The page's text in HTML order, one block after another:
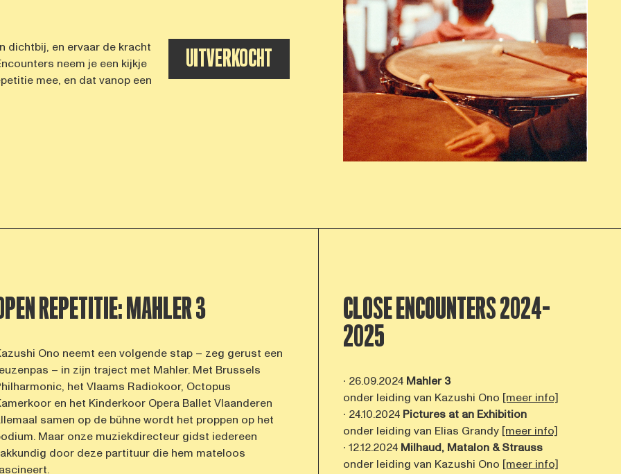
dichtbij, en ervaar de kracht
neem je een kijkje
mee, en dat vanop een
UITVERKOCHT
REPETITIE: MAHLER 3
Ono neemt een volgende stap – zeg gerust een
– in zijn traject met Mahler. Met Brussels
het Vlaams Radiokoor, Octopus
en het Kinderkoor Opera Ballet Vlaanderen
samen op de bühne wordt het proppen op het
Maar onze muziekdirecteur gidst iedereen
door deze partituur die hem mateloos
CLOSE ENCOUNTERS 2024-
2025
∙ 26.09.2024 Mahler 3
onder leiding van Kazushi Ono [meer info]
∙ 24.10.2024 Pictures at an Exhibition
onder leiding van Elias Grandy [meer info]
∙ 12.12.2024 Milhaud, Matalon & Strauss
onder leiding van Kazushi Ono [meer info]